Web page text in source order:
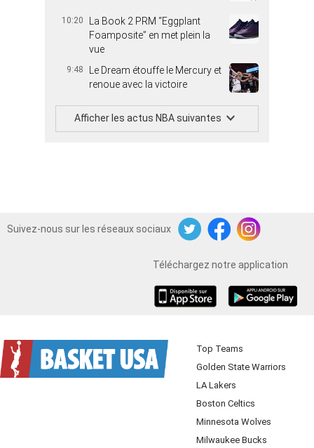
10:20
La Book 2 PRM “Eggplant
Foamposite” en met plein la
vue
9:48
Le Dream étouffe le Mercury et
renoue avec la victoire
Afficher les actus NBA suivantes
Suivez-nous sur les réseaux sociaux
TwitterFacebookInstagram
Téléchargez notre application
Top Teams
Golden State Warriors
LA Lakers
Boston Celtics
Minnesota Wolves
Milwaukee Bucks